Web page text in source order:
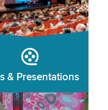
& Presentations